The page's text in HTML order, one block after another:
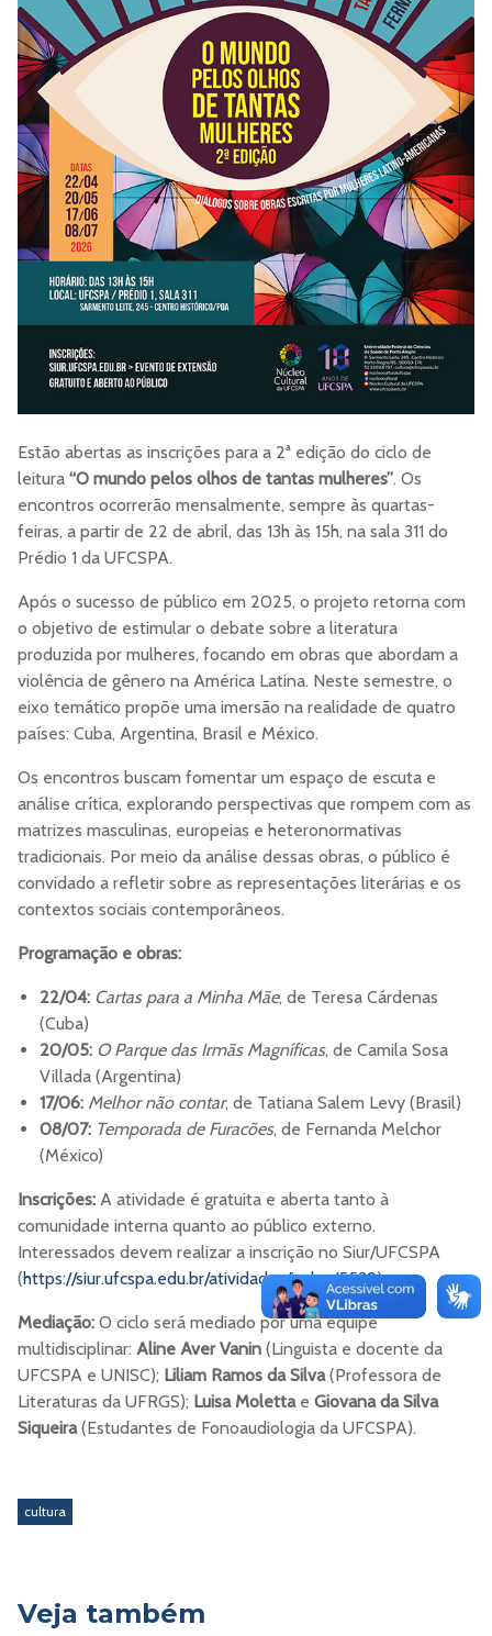
Estão abertas as inscrições para a 2ª edição do ciclo de
leitura “O mundo pelos olhos de tantas mulheres”. Os
encontros ocorrerão mensalmente, sempre às quartas-
feiras, a partir de 22 de abril, das 13h às 15h, na sala 311 do
Prédio 1 da UFCSPA.
Após o sucesso de público em 2025, o projeto retorna com
o objetivo de estimular o debate sobre a literatura
produzida por mulheres, focando em obras que abordam a
violência de gênero na América Latina. Neste semestre, o
eixo temático propõe uma imersão na realidade de quatro
países: Cuba, Argentina, Brasil e México.
Os encontros buscam fomentar um espaço de escuta e
análise crítica, explorando perspectivas que rompem com as
matrizes masculinas, europeias e heteronormativas
tradicionais. Por meio da análise dessas obras, o público é
convidado a refletir sobre as representações literárias e os
contextos sociais contemporâneos.
Programação e obras:
22/04: Cartas para a Minha Mãe, de Teresa Cárdenas
(Cuba)
20/05: O Parque das Irmãs Magníficas, de Camila Sosa
Villada (Argentina)
17/06: Melhor não contar, de Tatiana Salem Levy (Brasil)
08/07: Temporada de Furacões, de Fernanda Melchor
(México)
Inscrições: A atividade é gratuita e aberta tanto à
comunidade interna quanto ao público externo.
Interessados devem realizar a inscrição no Siur/UFCSPA
(https://siur.ufcspa.edu.br/atividades/index/5539)
Mediação: O ciclo será mediado por uma equipe
multidisciplinar: Aline Aver Vanin (Linguista e docente da
UFCSPA e UNISC); Liliam Ramos da Silva(Professora de
Literaturas da UFRGS); Luisa Molettae Giovana da Silva
Siqueira(Estudantes de Fonoaudiologia da UFCSPA).
cultura
Veja também